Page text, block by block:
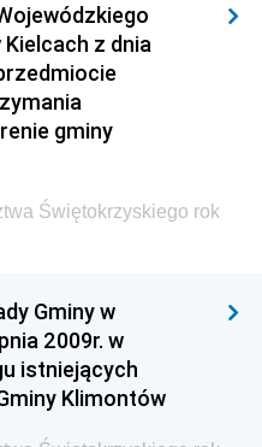
z dnia
gminy
Świętokrzyskiego rok
Gminy w
2009r. w
istniejących
Klimontów